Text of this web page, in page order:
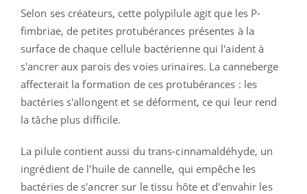
Selon ses créateurs, cette polypilule agit que les P-
fimbriae, de petites protubérances présentes à la
surface de chaque cellule bactérienne qui l'aident à
s'ancrer aux parois des voies urinaires. La canneberge
affecterait la formation de ces protubérances : les
bactéries s'allongent et se déforment, ce qui leur rend
la tâche plus difficile.
La pilule contient aussi du trans-cinnamaldéhyde, un
ingrédient de l'huile de cannelle, qui empêche les
bactéries de s'ancrer sur le tissu hôte et d'envahir les